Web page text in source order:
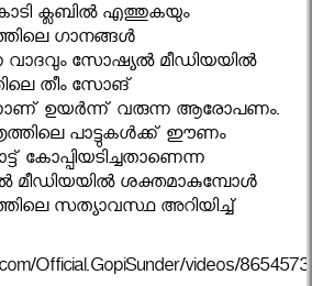
ക്ലബിൽ എത്തുകയും
ഗാനങ്ങൾ
വാദവും സോഷ്യൽ മീഡിയയിൽ
തീം സോങ്
ഉ‌യർന്ന് വരുന്ന ആരോപണം.
പാട്ടുകള്‍ക്ക് ഈണം
കോപ്പിയ‌ടിച്ചതാണെന്ന
ശക്തമാകുമ്പോൾ
സത്യാവസ്ഥ അറിയിച്ച്
Official.GopiSunder/videos/